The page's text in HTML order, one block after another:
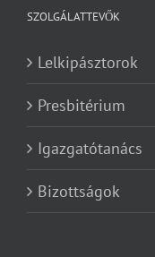
SZOLGÁLATTEVŐK
Lelkipásztorok
Presbitérium
Igazgatótanács
Bizottságok